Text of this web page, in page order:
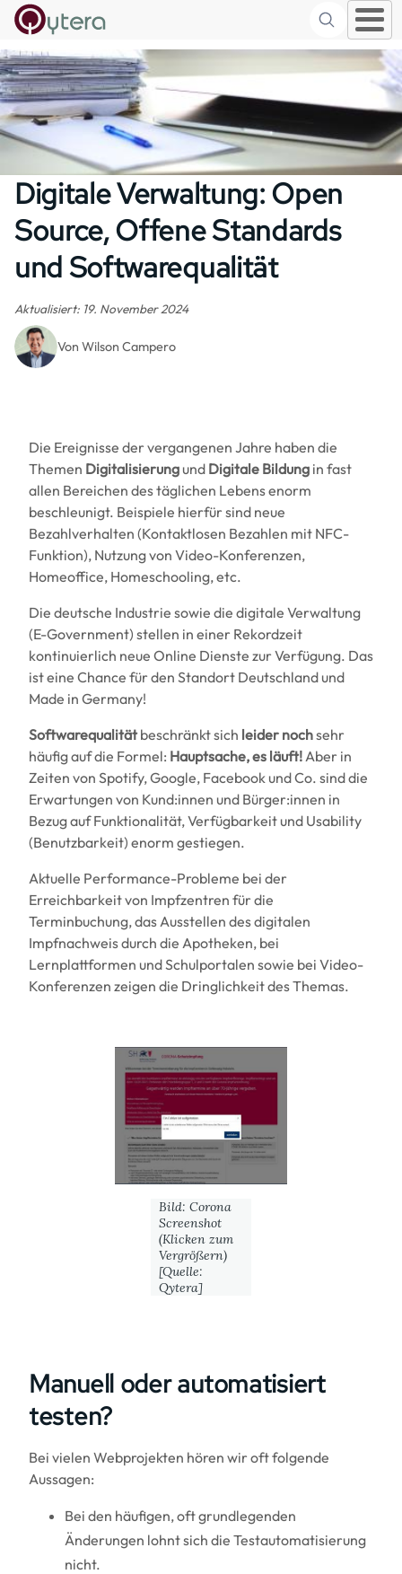
Skip to main content Suche
Digitale Verwaltung: Open
Source, Offene Standards
und Softwarequalität
Aktualisiert: 19. November 2024
Von Wilson Campero
Die Ereignisse der vergangenen Jahre haben die
Themen Digitalisierung und Digitale Bildung in fast
allen Bereichen des täglichen Lebens enorm
beschleunigt. Beispiele hierfür sind neue
Bezahlverhalten (Kontaktlosen Bezahlen mit NFC-
Funktion), Nutzung von Video-Konferenzen,
Homeoffice, Homeschooling, etc.
Die deutsche Industrie sowie die digitale Verwaltung
(E-Government) stellen in einer Rekordzeit
kontinuierlich neue Online Dienste zur Verfügung. Das
ist eine Chance für den Standort Deutschland und
Made in Germany!
Softwarequalitätbeschränkt sich leider nochsehr
häufig auf die Formel: Hauptsache, es läuft!Aber in
Zeiten von Spotify, Google, Facebook und Co. sind die
Erwartungen von Kund:innen und Bürger:innen in
Bezug auf Funktionalität, Verfügbarkeit und Usability
(Benutzbarkeit) enorm gestiegen.
Aktuelle Performance-Probleme bei der
Erreichbarkeit von Impfzentren für die
Terminbuchung, das Ausstellen des digitalen
Impfnachweis durch die Apotheken, bei
Lernplattformen und Schulportalen sowie bei Video-
Konferenzen zeigen die Dringlichkeit des Themas.
Image
Bild: Corona
Screenshot
(Klicken zum
Vergrößern)
[Quelle:
Qytera]
Manuell oder automatisiert
testen?
Bei vielen Webprojekten hören wir oft folgende
Aussagen:
Bei den häufigen, oft grundlegenden
Änderungen lohnt sich die Testautomatisierung
nicht.